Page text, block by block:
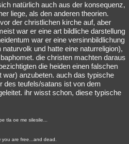
natürlich auch aus der konsequenz,
liege, als den anderen theorien.
der christlichen kirche auf, aber
war er eine art bildliche darstellung
war er eine versinnbildlichung
und hatte eine naturreligion),
die christen machten daraus
die heiden einen falschen
war) anzubeten. auch das typische
des teufels/satans ist von dem
ihr wisst schon, diese typische
tla oe me silesile...
are free...and dead.